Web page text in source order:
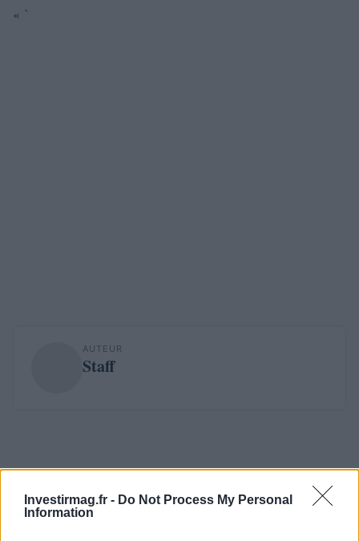
Investirmag.fr - Do Not Process My Personal
Information
« `
AUTEUR
Staff